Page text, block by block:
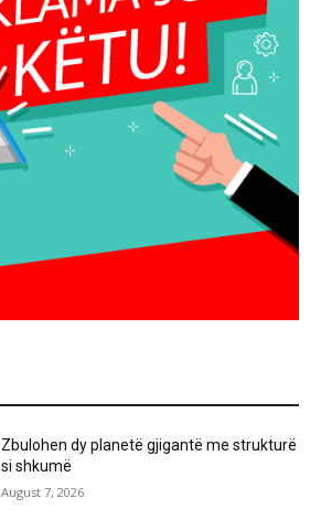
Zbulohen dy planetë gjigantë me strukturë
si shkumë
August 7, 2026